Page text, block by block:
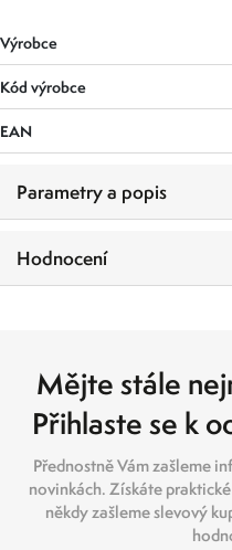
Výrobce
Kód výrobce
EAN
Parametry a popis
Hodnocení
Mějte stále
Přihlaste se k
Přednostně Vám zašleme
novinkách. Získáte
někdy zašleme slevový